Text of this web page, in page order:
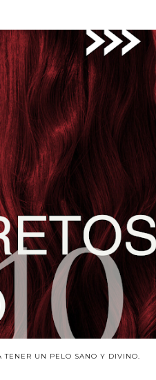
TENER UN PELO SANO Y DIVINO.